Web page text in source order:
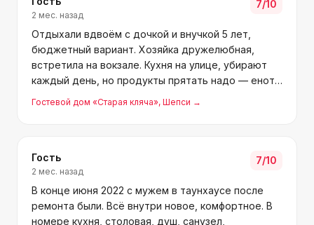
2 мес. назад
7/10
Отдыхали вдвоём с дочкой и внучкой 5 лет,
бюджетный вариант. Хозяйка дружелюбная,
встретила на вокзале. Кухня на улице, убирают
каждый день, но продукты прятать надо — еноты
могут утащить. Напротив детский лагерь: утром
зарядка, днём соревнования, вечером дискотека.
Гостевой дом «Старая кляча», Шепси →
Гость
2 мес. назад
7/10
В конце июня 2022 с мужем в таунхаусе после
ремонта были. Всё внутри новое, комфортное. В
номере кухня, столовая, душ, санузел,